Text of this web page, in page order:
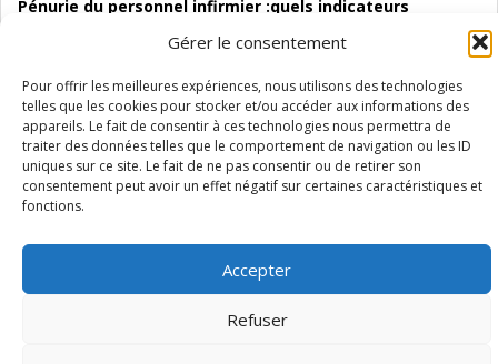
Gérer le consentement
Pour offrir les meilleures expériences, nous utilisons des technologies
telles que les cookies pour stocker et/ou accéder aux informations des
appareils. Le fait de consentir à ces technologies nous permettra de
traiter des données telles que le comportement de navigation ou les ID
uniques sur ce site. Le fait de ne pas consentir ou de retirer son
consentement peut avoir un effet négatif sur certaines caractéristiques et
fonctions.
Accepter
Refuser
Pénurie du personnel infirmier :quels indicateurs
Mentions légales Vie privée Médiateur Accessibilité